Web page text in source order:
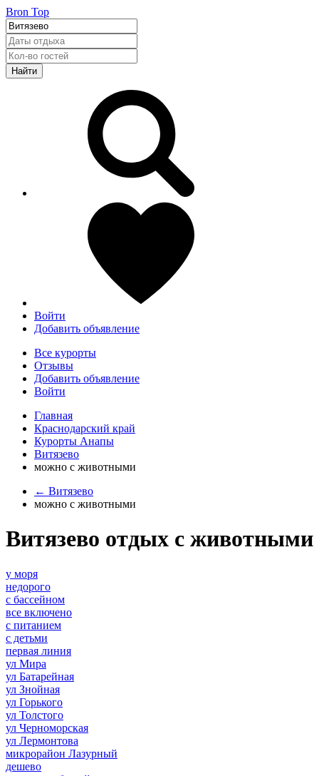
Bron Top
Найти
Войти
Добавить объявление
Все курорты
Отзывы
Добавить объявление
Войти
Главная
Краснодарский край
Курорты Анапы
Витязево
можно с животными
← Витязево
можно с животными
Витязево отдых с животными
у моря
недорого
с бассейном
все включено
с питанием
с детьми
первая линия
ул Мира
ул Батарейная
ул Знойная
ул Горького
ул Толстого
ул Черноморская
ул Лермонтова
микрорайон Лазурный
дешево